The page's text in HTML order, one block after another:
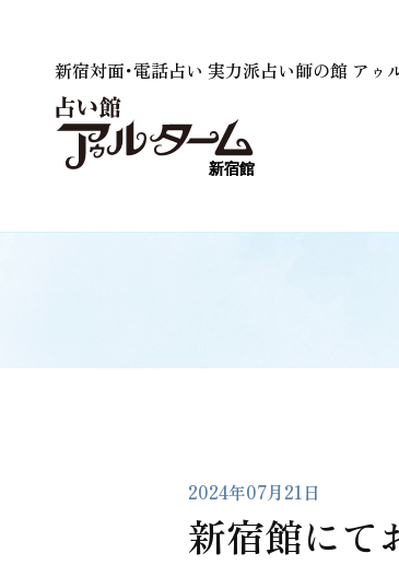
新宿対面･電話占い 実力派占い師の館 アゥ
2024年07月21日
新宿館にて